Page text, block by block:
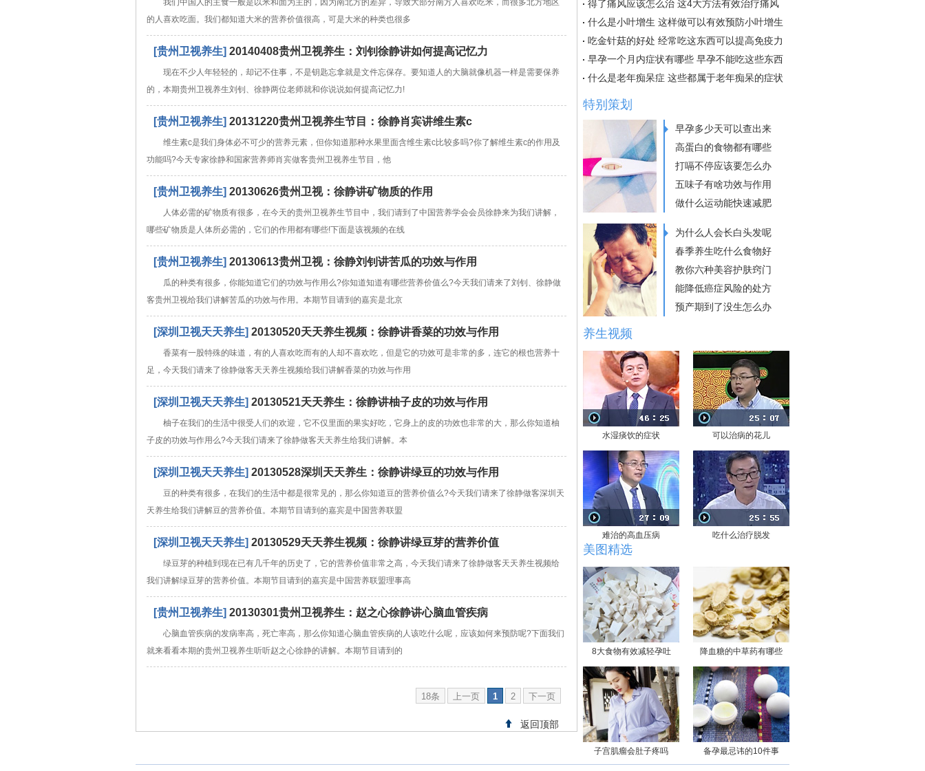
我们中国人的主食一般是以米和面为主的，因为南北方的差异，导致大部分南方人喜欢吃米，而很多北方地区
的人喜欢吃面。我们都知道大米的营养价值很高，可是大米的种类也很多
[贵州卫视养生] 20140408贵州卫视养生：刘钊徐静讲如何提高记忆力
现在不少人年轻轻的，却记不住事，不是钥匙忘拿就是文件忘保存。要知道人的大脑就像机器一样是需要保养
的，本期贵州卫视养生刘钊、徐静两位老师就和你说说如何提高记忆力!
[贵州卫视养生] 20131220贵州卫视养生节目：徐静肖宾讲维生素c
维生素c是我们身体必不可少的营养元素，但你知道那种水果里面含维生素c比较多吗?你了解维生素c的作用及
功能吗?今天专家徐静和国家营养师肖宾做客贵州卫视养生节目，他
[贵州卫视养生] 20130626贵州卫视：徐静讲矿物质的作用
人体必需的矿物质有很多，在今天的贵州卫视养生节目中，我们请到了中国营养学会会员徐静来为我们讲解，
哪些矿物质是人体所必需的，它们的作用都有哪些!下面是该视频的在线
[贵州卫视养生] 20130613贵州卫视：徐静刘钊讲苦瓜的功效与作用
瓜的种类有很多，你能知道它们的功效与作用么?你知道知道有哪些营养价值么?今天我们请来了刘钊、徐静做
客贵州卫视给我们讲解苦瓜的功效与作用。本期节目请到的嘉宾是北京
[深圳卫视天天养生] 20130520天天养生视频：徐静讲香菜的功效与作用
香菜有一股特殊的味道，有的人喜欢吃而有的人却不喜欢吃，但是它的功效可是非常的多，连它的根也营养十
足，今天我们请来了徐静做客天天养生视频给我们讲解香菜的功效与作用
[深圳卫视天天养生] 20130521天天养生：徐静讲柚子皮的功效与作用
柚子在我们的生活中很受人们的欢迎，它不仅里面的果实好吃，它身上的皮的功效也非常的大，那么你知道柚
子皮的功效与作用么?今天我们请来了徐静做客天天养生给我们讲解。本
[深圳卫视天天养生] 20130528深圳天天养生：徐静讲绿豆的功效与作用
豆的种类有很多，在我们的生活中都是很常见的，那么你知道豆的营养价值么?今天我们请来了徐静做客深圳天
天养生给我们讲解豆的营养价值。本期节目请到的嘉宾是中国营养联盟
[深圳卫视天天养生] 20130529天天养生视频：徐静讲绿豆芽的营养价值
绿豆芽的种植到现在已有几千年的历史了，它的营养价值非常之高，今天我们请来了徐静做客天天养生视频给
我们讲解绿豆芽的营养价值。本期节目请到的嘉宾是中国营养联盟理事高
[贵州卫视养生] 20130301贵州卫视养生：赵之心徐静讲心脑血管疾病
心脑血管疾病的发病率高，死亡率高，那么你知道心脑血管疾病的人该吃什么呢，应该如何来预防呢?下面我们
就来看看本期的贵州卫视养生听听赵之心徐静的讲解。本期节目请到的
18条 上一页 1 2 下一页
返回顶部
得了痛风应该怎么治 这4大方法有效治疗痛风
什么是小叶增生 这样做可以有效预防小叶增生
吃金针菇的好处 经常吃这东西可以提高免疫力
早孕一个月内症状有哪些 早孕不能吃这些东西
什么是老年痴呆症 这些都属于老年痴呆的症状
特别策划
早孕多少天可以查出来
高蛋白的食物都有哪些
打嗝不停应该要怎么办
五味子有啥功效与作用
做什么运动能快速减肥
为什么人会长白头发呢
春季养生吃什么食物好
教你六种美容护肤窍门
能降低癌症风险的处方
预产期到了没生怎么办
养生视频
水湿痰饮的症状 可以治病的花儿
难治的高血压病 吃什么治疗脱发
美图精选
8大食物有效减轻孕吐 降血糖的中草药有哪些
子宫肌瘤会肚子疼吗 备孕最忌讳的10件事